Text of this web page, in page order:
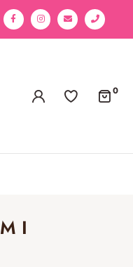
0
I